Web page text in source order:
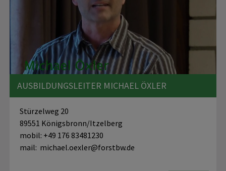
AUSBILDUNGSLEITER MICHAEL ÖXLER
Stürzelweg 20
89551 Königsbronn/Itzelberg
mobil: +49 176 83481230
mail: michael.oexler@forstbw.de